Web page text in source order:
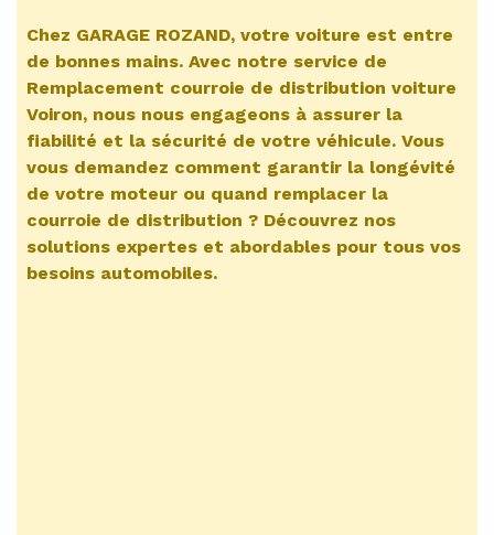
Chez GARAGE ROZAND, votre voiture est entre
de bonnes mains. Avec notre service de
Remplacement courroie de distribution voiture
Voiron, nous nous engageons à assurer la
fiabilité et la sécurité de votre véhicule. Vous
vous demandez comment garantir la longévité
de votre moteur ou quand remplacer la
courroie de distribution ? Découvrez nos
solutions expertes et abordables pour tous vos
besoins automobiles.